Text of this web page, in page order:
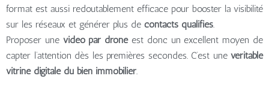
format est aussi redoutablement efficace pour booster la visibilité
sur les réseaux et générer plus de contacts qualifiés.
Proposer une vidéo par droneest donc un excellent moyen de
capter l’attention dès les premières secondes. C’est une véritable
vitrine digitale du bien immobilier.